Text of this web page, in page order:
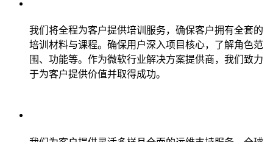
我们将全程为客户提供培训服务，确保客户拥有全套的
培训材料与课程。确保用户深入项目核心，了解角色范
围、功能等。作为微软行业解决方案提供商，我们致力
于为客户提供价值并取得成功。